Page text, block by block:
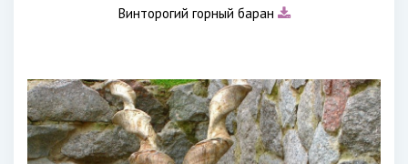
Винторогий горный баран